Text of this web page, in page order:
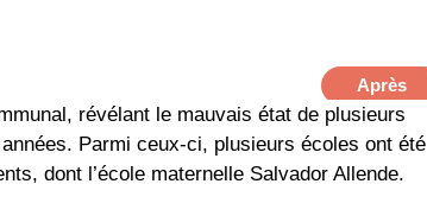
Après
révélant le mauvais état de plusieurs
Parmi ceux-ci, plusieurs écoles ont été
dont l’école maternelle Salvador Allende.